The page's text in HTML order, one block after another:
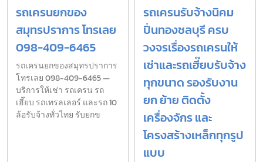
รถเครนยกของ
สมุทรปราการ โทรเลย
098-409-6465
รถเครนยกของสมุทรปราการ
โทรเลย 098-409-6465 —
บริการให้เช่า รถเครน รถ
เฮี๊ยบ รถเทรลเลอร์ และรถ 10
ล้อรับจ้างทั่วไทย รับยกข
รถเครนรับจ้างนิคม
ปิ่นทองชลบุรี ครบ
วงจรเรื่องรถเครนให้
เช่าและรถเฮี๊ยบรับจ้าง
ทุกขนาด รองรับงาน
ยก ย้าย ติดตั้ง
เครื่องจักร และ
โครงสร้างเหล็กทุกรูป
แบบ